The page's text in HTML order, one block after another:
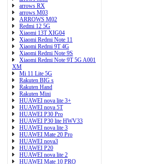
arrows RX
arrows M03
ARROWS M02
Redmi 12 5G
Xiaomi 13T XIG04
Xiaomi Redmi Note 11
Xiaomi Redmi 9T 4G
Xiaomi Redmi Note 9S
Xiaomi Redmi Note 9T 5G A001
XM
Mi 11 Lite 5G
Rakuten BIG s
Rakuten Hand
Rakuten Mini
HUAWEI nova lite 3+
HUAWEI nova 5T
HUAWEI P30 Pro
HUAWEI P30 lite HWV33
HUAWEI nova lite 3
HUAWEI Mate 20 Pro
HUAWEI nova3
HUAWEI P20
HUAWEI nova lite 2
HUAWEI Mate 10 PRO